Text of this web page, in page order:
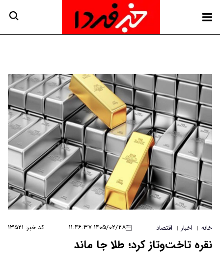
خانه | اخبار | اقتصاد ۱۴۰۵/۰۲/۲۸ ۱۱:۴۶:۳۷ کد خبر: ۱۳۵۲۱
نقره تاخت‌و‌تاز کرد؛ طلا جا ماند